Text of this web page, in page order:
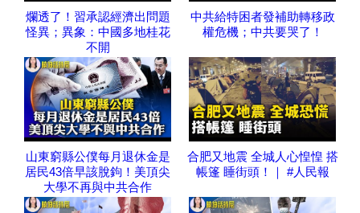
爛透了！習承認經濟出問題
怪異；異象：中國多地桂花
不開
中共給特困者發補助轉移政
權危機；中共要哭了！
山東窮縣公僕每月退休金是
居民43倍早該脫鉤！美頂尖
大學不再與中共合作
合肥又地震 全城人心惶惶 搭
帳篷 睡街頭！｜ #人民報